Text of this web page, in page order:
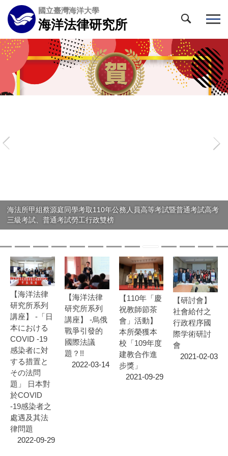
跳
到
主
要
內
區
國立臺灣海洋大學
海洋法律研究所
海法所甲組蔡源庭同學考取110年公務人員高等考試暨普通考試高考
三級考試、普通考試勞工行政雙榜
【海洋法律
研究所系列
講座】 -「日
本における
COVID -19
感染者に対
する措置と
その法問
題」 日本對
於COVID
-19感染者之
處遇及其法
律問題
2022-09-29
【海洋法律
研究所系列
講座】 -烏俄
戰爭引發的
國際法議
題？!!
2022-03-14
【110年「慶
祝教師節茶
會」活動】
本所榮獲本
校「109年度
建教合作進
步獎」
2021-09-29
【研討會】
社會給付之
行政程序國
際学術研討
會
2021-02-03